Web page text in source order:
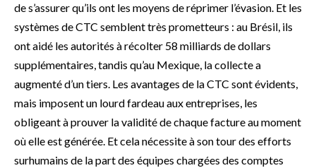
de s’assurer qu’ils ont les moyens de réprimer l’évasion. Et les
systèmes de CTC semblent très prometteurs : au Brésil, ils
ont aidé les autorités à récolter 58 milliards de dollars
supplémentaires, tandis qu’au Mexique, la collecte a
augmenté d’un tiers. Les avantages de la CTC sont évidents,
mais imposent un lourd fardeau aux entreprises, les
obligeant à prouver la validité de chaque facture au moment
où elle est générée. Et cela nécessite à son tour des efforts
surhumains de la part des équipes chargées des comptes